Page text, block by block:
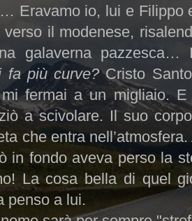
Eravamo io, lui e Filippo
il modenese,
galaverna
fa più curve?Cristo
fermai a un migliaio.
a scivolare. Il suo
che entra
in fondo aveva perso la
La cosa bella di quel
penso a lui.